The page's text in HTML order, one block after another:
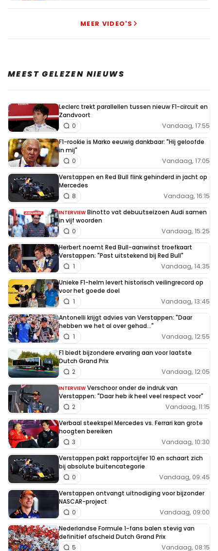
MEER VIDEO'S
MEEST GELEZEN NIEUWS
Leclerc trekt parallellen tussen nieuw F1-circuit en
Zandvoort
Vandaag, 17:55
0
F1-rookie is Marko eeuwig dankbaar: "Hij geloofde
in mij"
Vandaag, 17:05
0
Verstappen en Red Bull flink gehinderd in jacht op
Mercedes
Vandaag, 16:15
8
INTERVIEW Binotto vat debuutseizoen Audi samen
in vijf woorden
Vandaag, 15:25
0
Herbert noemt Red Bull-aanwinst troefkaart
Verstappen: "Past uitstekend bij Red Bull"
Vandaag, 14:35
1
Unieke F1-helm levert historisch veilingrecord op
voor het goede doel
Vandaag, 13:45
1
Antonelli krijgt advies van Verstappen: "Daar
hebben we het al over gehad..."
Vandaag, 12:55
1
F1 biedt bijzondere ervaring aan voor laatste
Dutch Grand Prix
Vandaag, 12:05
2
INTERVIEW Verschoor onder de indruk van
Verstappen: "Daar heb ik heel veel respect voor"
Vandaag, 11:15
2
Verbaal steekspel Mercedes vs. Ferrari kan grote
hoogten bereiken
Vandaag, 10:30
3
Verstappen pakt rapportcijfer 10 en schaart zich
bij absolute buitencategorie
Vandaag, 09:45
0
Verstappen ontvangt uitnodiging voor bijzonder
NASCAR-project
Vandaag, 09:00
0
Nederlandse Formule 1-fans balen stevig van
definitief afscheid Dutch Grand Prix
Vandaag, 08:15
5